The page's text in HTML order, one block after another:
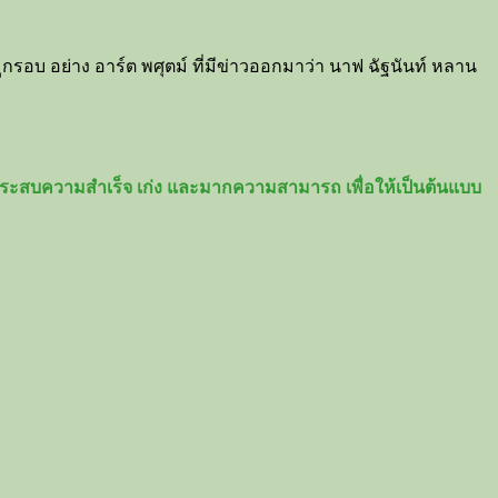
รอบ อย่าง อาร์ต พศุตม์ ที่มีข่าวออกมาว่า นาฟ ฉัฐนันท์ หลาน
ะสบความสำเร็จ เก่ง และมากความสามารถ เพื่อให้เป็นต้นแบบ